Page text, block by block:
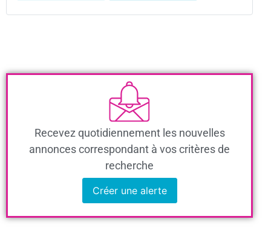
Recevez quotidiennement les nouvelles
annonces correspondant à vos critères de
recherche
Créer une alerte